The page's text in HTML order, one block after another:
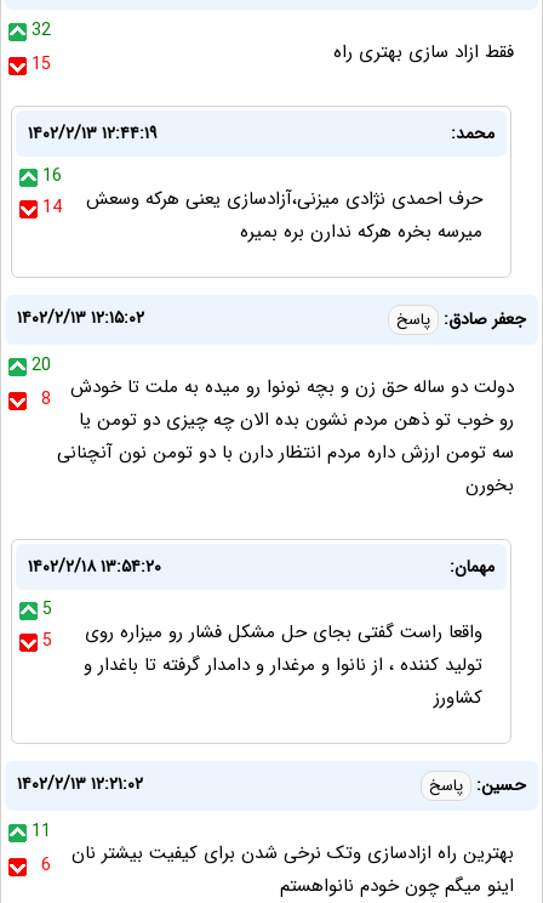
32
15
فقط ازاد سازی بهتری راه
محمد:
۱۴۰۲/۲/۱۳ ۱۲:۴۴:۱۹
16
14
حرف احمدی نژادی میزنی،آزادسازی یعنی هرکه وسعش
میرسه بخره هرکه ندارن بره بمیره
جعفر صادق: پاسخ
۱۴۰۲/۲/۱۳ ۱۲:۱۵:۰۲
20
8
دولت دو ساله حق زن و بچه نونوا رو میده به ملت تا خودش
رو خوب تو ذهن مردم نشون بده الان چه چیزی دو تومن یا
سه تومن ارزش داره مردم انتظار دارن با دو تومن نون آنچنانی
بخورن
مهمان:
۱۴۰۲/۲/۱۸ ۱۳:۵۴:۲۰
5
5
واقعا راست گفتی بجای حل مشکل فشار رو میزاره روی
تولید کننده ، از نانوا و مرغدار و دامدار گرفته تا باغدار و
کشاورز
حسین: پاسخ
۱۴۰۲/۲/۱۳ ۱۲:۲۱:۰۲
11
6
بهترین راه ازادسازی وتک نرخی شدن برای کیفیت بیشتر نان
اینو میگم چون خودم نانواهستم